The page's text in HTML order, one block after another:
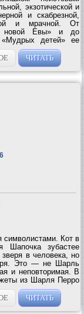
экзотической и
и скабрезной,
и мрачной. От
новой Евы» и до
«Мудрых детей» ее
на протяжении
ЧИТАТЬ
символистами. Кот в
Шапочка зубастее
в человека, но
Это — не Шарль
и неповторимая. В
из Шарля Перро
и эротические,
ЧИТАТЬ